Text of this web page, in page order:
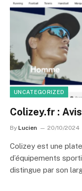
UNCATEGORIZED
Colizey.fr :
By Lucien 20/10/2024
Colizey est une
d’équipements
distingue par son